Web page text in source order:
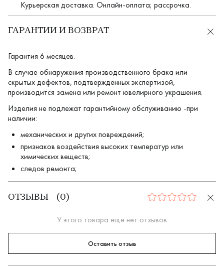
Курьерская доставка. Онлайн-оплата; рассрочка.
ГАРАНТИИ И ВОЗВРАТ
Гарантия 6 месяцев.
В случае обнаружения производственного брака или
скрытых дефектов, подтверждённых экспертизой,
производится замена или ремонт ювелирного украшения.
Изделия не подлежат гарантийному обслуживанию -при
наличии:
механических и других повреждений;
признаков воздействия высоких температур или
химических веществ;
следов ремонта;
ОТЗЫВЫ ( 0) 0
У этого товара еще нет отзывов
Оставить отзыв